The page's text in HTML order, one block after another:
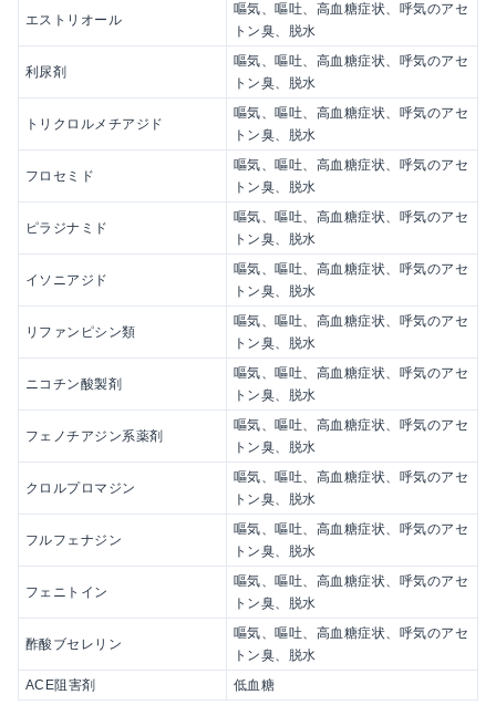
エストリオール
嘔気、嘔吐、高血糖症状、呼気のアセ
トン臭、脱水
利尿剤
嘔気、嘔吐、高血糖症状、呼気のアセ
トン臭、脱水
トリクロルメチアジド
嘔気、嘔吐、高血糖症状、呼気のアセ
トン臭、脱水
フロセミド
嘔気、嘔吐、高血糖症状、呼気のアセ
トン臭、脱水
ピラジナミド
嘔気、嘔吐、高血糖症状、呼気のアセ
トン臭、脱水
イソニアジド
嘔気、嘔吐、高血糖症状、呼気のアセ
トン臭、脱水
リファンピシン類
嘔気、嘔吐、高血糖症状、呼気のアセ
トン臭、脱水
ニコチン酸製剤
嘔気、嘔吐、高血糖症状、呼気のアセ
トン臭、脱水
フェノチアジン系薬剤
嘔気、嘔吐、高血糖症状、呼気のアセ
トン臭、脱水
クロルプロマジン
嘔気、嘔吐、高血糖症状、呼気のアセ
トン臭、脱水
フルフェナジン
嘔気、嘔吐、高血糖症状、呼気のアセ
トン臭、脱水
フェニトイン
嘔気、嘔吐、高血糖症状、呼気のアセ
トン臭、脱水
酢酸ブセレリン
嘔気、嘔吐、高血糖症状、呼気のアセ
トン臭、脱水
ACE阻害剤
低血糖